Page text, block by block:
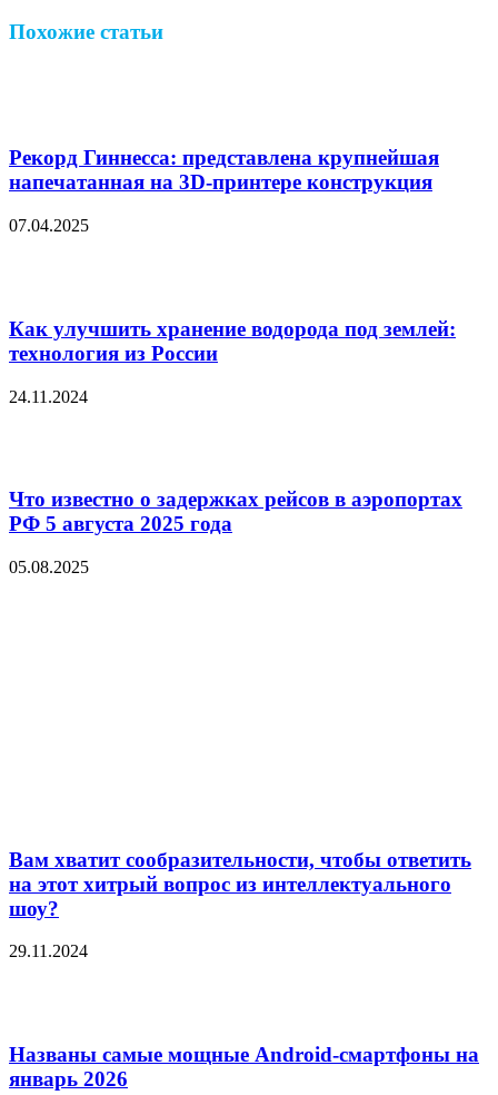
Похожие статьи
Рекорд Гиннесса: представлена крупнейшая
напечатанная на 3D-принтере конструкция
07.04.2025
Как улучшить хранение водорода под землей:
технология из России
24.11.2024
Что известно о задержках рейсов в аэропортах
РФ 5 августа 2025 года
05.08.2025
Вам хватит сообразительности, чтобы ответить
на этот хитрый вопрос из интеллектуального
шоу?
29.11.2024
Названы самые мощные Android-смартфоны на
январь 2026